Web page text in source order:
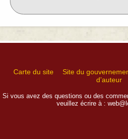
Carte du site Site du
d’auteur
Si vous avez des questions ou des
veuillez écrire à :